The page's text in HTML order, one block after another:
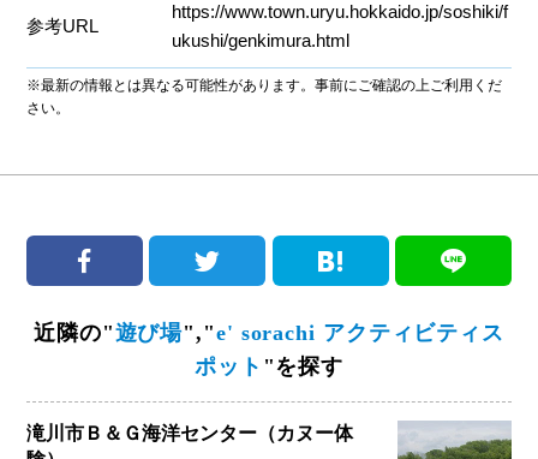
参考URL
https://www.town.uryu.hokkaido.jp/soshiki/f
ukushi/genkimura.html
※最新の情報とは異なる可能性があります。事前にご確認の上ご利用くだ
さい。
近隣の"遊び場","e' sorachi アクティビティス
ポット "を探す
滝川市Ｂ＆Ｇ海洋センター（カヌー体